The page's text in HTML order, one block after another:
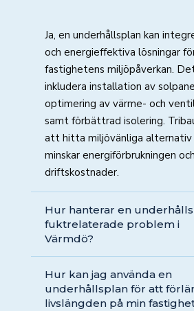
Ja, en underhållsplan kan
och energieffektiva lösningar
fastighetens miljöpåverkan.
inkludera installation av
optimering av värme- och
samt förbättrad isolering.
att hitta miljövänliga alternativ
minskar energiförbrukningen
driftskostnader.
Hur hanterar en
fuktrelaterade problem i
Värmdö?
Hur kan jag använda en
underhållsplan för att
livslängden på min